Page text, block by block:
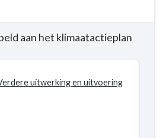
aan het klimaatactieplan
uitwerking en uitvoering